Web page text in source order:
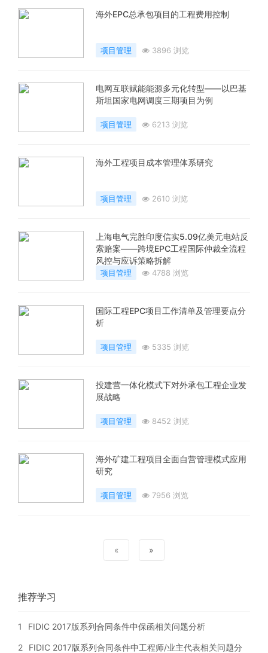
海外EPC总承包项目的工程费用控制
项目管理 3896 浏览
电网互联赋能能源多元化转型——以巴基
斯坦国家电网调度三期项目为例
项目管理 6213 浏览
海外工程项目成本管理体系研究
项目管理 2610 浏览
上海电气完胜印度信实5.09亿美元电站反
索赔案——跨境EPC工程国际仲裁全流程
风控与应诉策略拆解
项目管理 4788 浏览
国际工程EPC项目工作清单及管理要点分
析
项目管理 5335 浏览
投建营一体化模式下对外承包工程企业发
展战略
项目管理 8452 浏览
海外矿建工程项目全面自营管理模式应用
研究
项目管理 7956 浏览
« »
推荐学习
1 FIDIC 2017版系列合同条件中保函相关问题分析
2
FIDIC 2017版系列合同条件中工程师/业主代表相关问题分